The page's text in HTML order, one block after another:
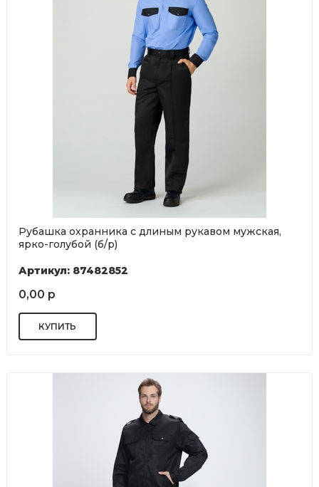
Рубашка охранника с длиным рукавом мужская,
ярко-голубой (б/р)
Артикул: 87482852
0,00 р